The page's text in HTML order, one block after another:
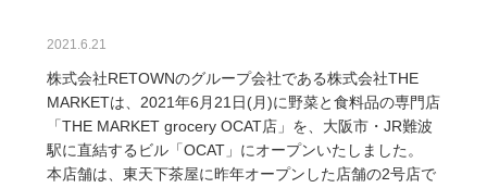
2021.6.21
株式会社RETOWNのグループ会社である株式会社THE
MARKETは、2021年6月21日(月)に野菜と食料品の専門店
「THE MARKET grocery OCAT店」を、大阪市・JR難波
駅に直結するビル「OCAT」にオープンいたしました。
本店舗は、東天下茶屋に昨年オープンした店舗の2号店で